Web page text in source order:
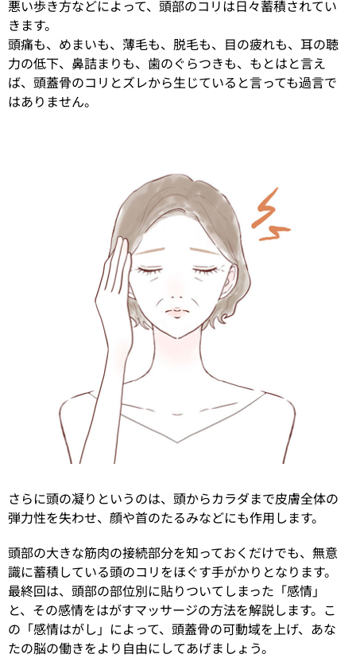
悪い歩き方などによって、頭部のコリは日々蓄積されてい
きます。
頭痛も、めまいも、薄毛も、脱毛も、目の疲れも、耳の聴
力の低下、鼻詰まりも、歯のぐらつきも、もとはと言え
ば、頭蓋骨のコリとズレから生じていると言っても過言で
はありません。
さらに頭の凝りというのは、頭からカラダまで皮膚全体の
弾力性を失わせ、顔や首のたるみなどにも作用します。
頭部の大きな筋肉の接続部分を知っておくだけでも、無意
識に蓄積している頭のコリをほぐす手がかりとなります。
最終回は、頭部の部位別に貼りついてしまった「感情」
と、その感情をはがすマッサージの方法を解説します。こ
の「感情はがし」によって、頭蓋骨の可動域を上げ、あな
たの脳の働きをより自由にしてあげましょう。